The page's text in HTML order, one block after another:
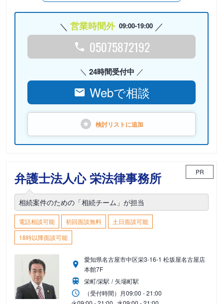
営業時間外 09:00-19:00
05075872192
24時間受付中
Webで相談
検討リストに追加
弁護士法人心 栄法律事務所 PR
相続案件のための「相続チーム」が担当
電話相談可能 初回面談無料
土日面談可能
18時以降面談可能
愛知県名古屋市中区栄3-16-1 松坂屋名古屋店
本館7F
栄町/栄駅
矢場町駅
（受付時間） 月09:00 - 21:00